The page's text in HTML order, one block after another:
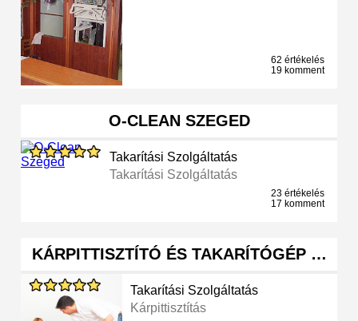
62 értékelés
19 komment
O-CLEAN SZEGED
Takarítási Szolgáltatás
Takarítási Szolgáltatás
23 értékelés
17 komment
KÁRPITTISZTÍTÓ ÉS TAKARÍTÓGÉP …
Takarítási Szolgáltatás
Kárpittisztítás